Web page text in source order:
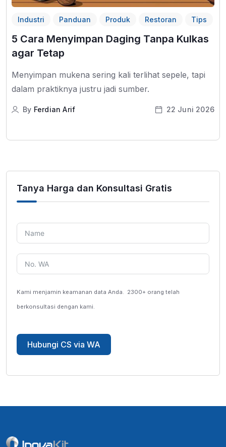
Industri Panduan Produk Restoran Tips
5 Cara Menyimpan Daging Tanpa Kulkas
agar Tetap
Menyimpan mukena sering kali terlihat sepele, tapi
dalam praktiknya justru jadi sumber.
By Ferdian Arif 22 Juni 2026
Tanya Harga dan Konsultasi Gratis
Kami menjamin keamanan data Anda. 2300+ orang telah
berkonsultasi dengan kami.
Hubungi CS via WA